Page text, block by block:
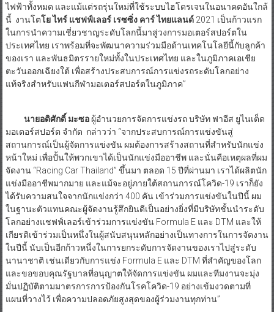
ไฟฟ้าทั้งหมด และแม้แต่รถรุ่นใหม่ที่ใช้ระบบไฮโดรเจนในอนาคตอันใกล้
นี้ งานโตโย ไทร์ แชฟฟ์เลอร์ เรซซิ่ง คาร์ ไทยแลนด์2021 เป็นก้าวแรก
ในการนำความเชี่ยวชาญระดับโลกนี้มาสู่วงการมอเตอร์สปอร์ตใน
ประเทศไทย เราพร้อมที่จะพัฒนาความร่วมมือด้านเทคโนโลยีนี้กับลูกค้า
ของเรา และพันธมิตรรายใหม่ทั้งในประเทศไทย และในภูมิภาคเอเชีย
ตะวันออกเฉียงใต้ เพื่อสร้างประสบการณ์การแข่งรถระดับโลกอย่าง
แท้จริงสำหรับแฟนกีฬามอเตอร์สปอร์ตในภูมิภาค”
นายอดิศักดิ์ มะซอผู้อำนวยการจัดการแข่งรถ บริษัท ฟาอีส ยูไนเต็ด
มอเตอร์สปอร์ต จำกัด กล่าวว่า “จากประสบการณ์การแข่งขันสู่
สถานการณ์เป็นผู้จัดการแข่งขัน ผมต้องการสร้างสถานที่สำหรับนักแข่ง
หน้าใหม่ เพื่อปั้นให้พวกเขาได้เป็นนักแข่งมืออาชีพ และนั่นคือเหตุผลที่ผม
จัดงาน “Racing Car Thailand” ขึ้นมา ตลอด 15 ปีที่ผ่านมา เราได้ผลิตนัก
แข่งมืออาชีพมากมาย และแม้จะอยู่ภายใต้สถานการณ์โควิด-19 เราก็ยัง
ได้รับความสนใจจากนักแข่งกว่า 400 คัน เข้าร่วมการแข่งขันในปีนี้ ผม
ในฐานะตัวแทนคณะผู้จัดงานรู้สึกยินดีเป็นอย่างยิ่งที่มีบริษัทชั้นนำระดับ
โลกอย่างแชฟฟ์เลอร์เข้าร่วมการแข่งขัน Formula E และ DTM และให้
เกียรติเข้าร่วมเป็นหนึ่งในผู้สนับสนุนหลักอย่างเป็นทางการในการจัดงาน
ในปีนี้ นับเป็นอีกก้าวหนึ่งในการยกระดับการจัดงานของเราไปสู่ระดับ
นานาชาติ เช่นเดียวกับการแข่ง Formula E และ DTM ที่สำคัญของโลก
และขอขอบคุณรัฐบาลที่อนุญาตให้จัดการแข่งขัน ผมและทีมงานจะมุ่ง
มั่นปฏิบัติตามมาตรการการป้องกันโรคโควิด-19 อย่างเข้มงวดตามที่
แผนที่วางไว้ เพื่อความปลอดภัยสูงสุดของผู้ร่วมงานทุกท่าน”